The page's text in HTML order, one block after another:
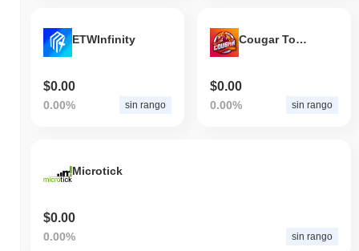
ETWInfinity
$0.00
0.00% sin rango
Cougar Token
$0.00
0.00% sin rango
Microtick
$0.00
0.00% sin rango